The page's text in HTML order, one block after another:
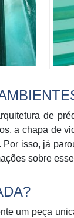
de
a chapa de
isso, já
sobre
um peça